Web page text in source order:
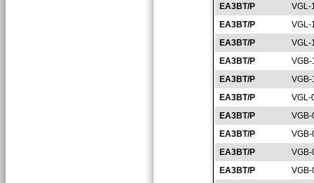
EA3BT/P
VGL-
EA3BT/P
VGL-
EA3BT/P
VGL-
EA3BT/P
EA3BT/P
EA3BT/P
VGL-
EA3BT/P
EA3BT/P
EA3BT/P
EA3BT/P